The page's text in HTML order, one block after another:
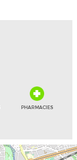
PHARMACIES